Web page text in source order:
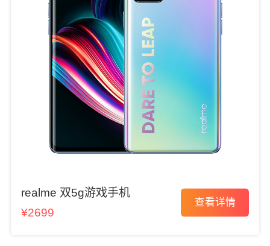
realme 双5g游戏手机
¥2699
查看详情